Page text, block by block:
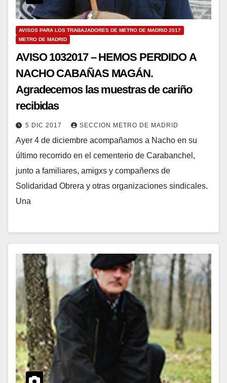
AVISOS PARA LOS TRABAJADORES DE METRO DE MADRID 2017
METRO DE MADRID
AVISO 1032017 – HEMOS PERDIDO A
NACHO CABAÑAS MAGÁN.
Agradecemos las muestras de cariño
recibidas
5 DIC 2017 SECCION METRO DE MADRID
Ayer 4 de diciembre acompañamos a Nacho en su
último recorrido en el cementerio de Carabanchel,
junto a familiares, amigxs y compañerxs de
Solidaridad Obrera y otras organizaciones sindicales.
Una